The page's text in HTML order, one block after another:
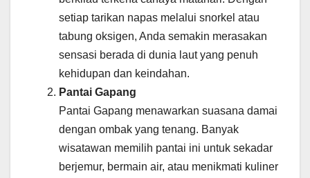
setiap tarikan napas melalui snorkel atau
tabung oksigen, Anda semakin merasakan
sensasi berada di dunia laut yang penuh
kehidupan dan keindahan.
Pantai Gapang
Pantai Gapang menawarkan suasana damai
dengan ombak yang tenang. Banyak
wisatawan memilih pantai ini untuk sekadar
berjemur, bermain air, atau menikmati kuliner